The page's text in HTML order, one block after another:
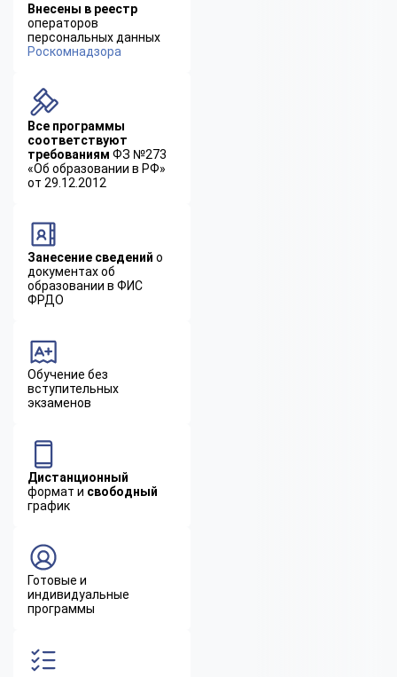
Внесены в реестр
операторов
персональных данных
Роскомнадзора
Все программы
соответствуют
требованиям ФЗ №273
«Об образовании в РФ»
от 29.12.2012
Занесение сведений о
документах об
образовании в ФИС
ФРДО
Обучение без
вступительных
экзаменов
Дистанционный
формат и свободный
график
Готовые и
индивидуальные
программы